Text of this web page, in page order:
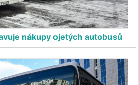
nákupy ojetých autobusů